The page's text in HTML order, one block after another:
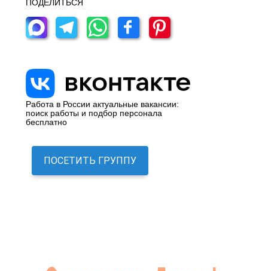
ПОДЕЛИТЬСЯ
Работа в России актуальные вакансии:
поиск работы и подбор персонала
бесплатно
ПОСЕТИТЬ ГРУППУ